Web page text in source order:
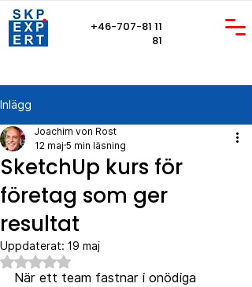
+46-707-81 11
81
Inlägg
SketchUp kurs för
företag som ger
resultat
Joachim von Rost
12 maj 5 min läsning
Uppdaterat: 19 maj
Betygsatt till NaN av 5 stjärnor.
När ett team fastnar i onödiga